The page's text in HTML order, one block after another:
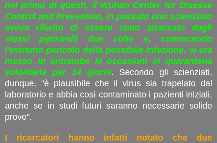
nel primo di questi, il Wuhan Center for Disease
Control and Prevention, in passato uno scienziato
aveva riferito di essere stato attaccato dagli
stessi pipistrelli due volte e, conoscendo
l'estremo pericolo della possibile infezione, si era
messo in entrambe le occasioni in quarantena
volontaria per 14 giorni. Secondo gli scienziati,
dunque, "è plausibile che il virus sia trapelato dal
laboratorio e abbia così contaminato i pazienti iniziali,
anche se in studi futuri saranno necessarie solide
prove".
I ricercatori hanno infatti notato che due